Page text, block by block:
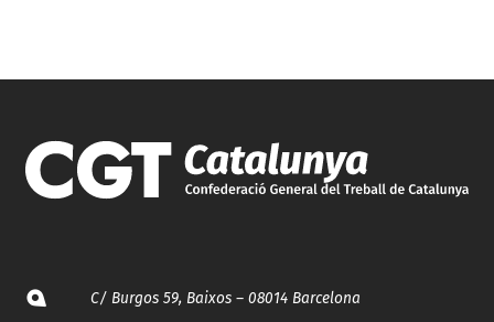
C/ Burgos 59, Baixos – 08014 Barcelona